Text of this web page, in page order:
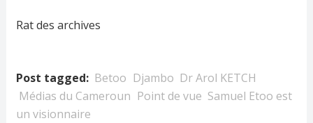
Rat des archives
Post tagged: Betoo Djambo Dr Arol KETCH
Médias du Cameroun Point de vue Samuel Etoo est
un visionnaire